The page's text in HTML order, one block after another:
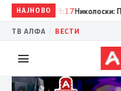
НАЈНОВО
19:17 Николоски:
ТВ АЛФА ВЕСТИ